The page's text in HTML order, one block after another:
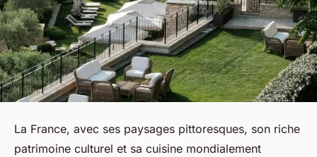
La France, avec ses paysages pittoresques, son riche
patrimoine culturel et sa cuisine mondialement